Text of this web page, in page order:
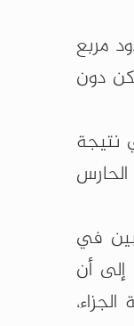
مربع
لكن دون
مرة أخرى في نتيجة
في
إلى أن